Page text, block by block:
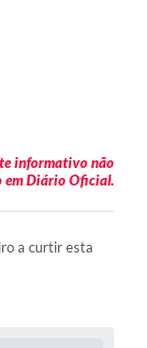
informativo não
em Diário Oficial.
a curtir esta